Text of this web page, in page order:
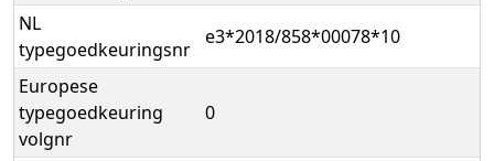
NL
typegoedkeuringsnr
e3*2018/858*00078*10
Europese
typegoedkeuring
volgnr
0